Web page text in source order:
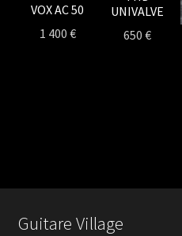
VOX AC 50
1 400 €
UNIVALVE
650€
Guitare Village